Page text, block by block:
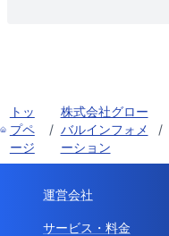
トッ
プペ
ージ
/
株式会社グロー
バルインフォメ
ーション
/
運営会社
サービス・料金